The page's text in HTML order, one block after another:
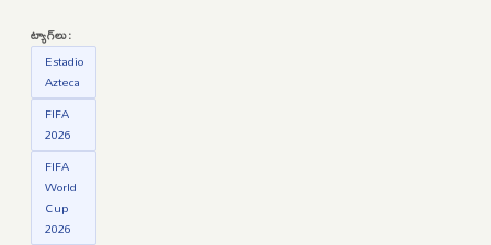
ట్యాగ్‌లు:
Estadio
Azteca
FIFA
2026
FIFA
World
Cup
2026